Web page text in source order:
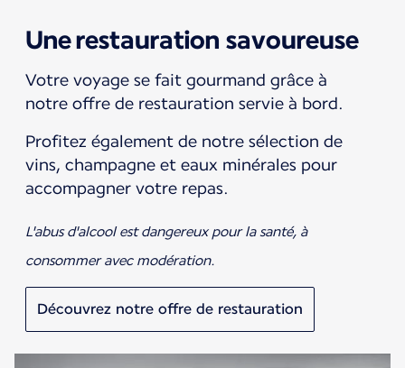
Une restauration savoureuse
Votre voyage se fait gourmand grâce à
notre offre de restauration servie à bord.
Profitez également de notre sélection de
vins, champagne et eaux minérales pour
accompagner votre repas.
L'abus d'alcool est dangereux pour la santé, à
consommer avec modération.
Découvrez notre offre de restauration